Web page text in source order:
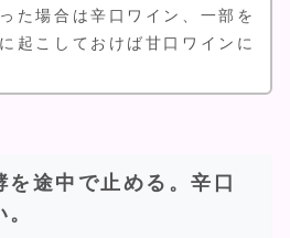
た場合は辛口ワイン、一部を
起こしておけば甘口ワインに
途中で止める。辛口